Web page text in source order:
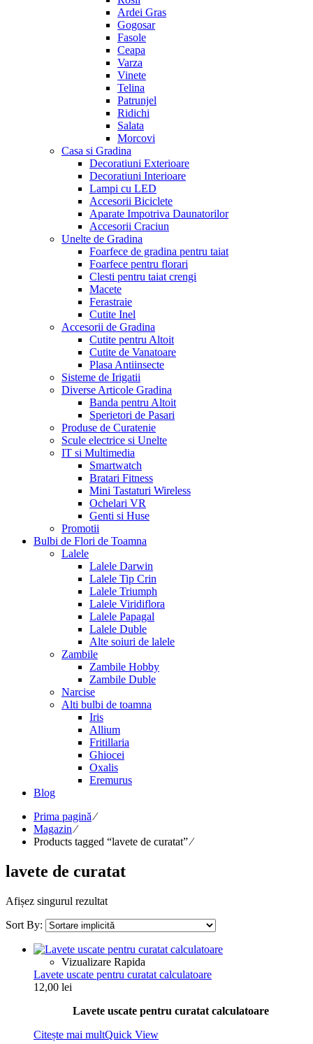
Ardei Gras
Gogosar
Fasole
Ceapa
Varza
Vinete
Telina
Patrunjel
Ridichi
Salata
Morcovi
Casa si Gradina
Decoratiuni Exterioare
Decoratiuni Interioare
Lampi cu LED
Accesorii Biciclete
Aparate Impotriva Daunatorilor
Accesorii Craciun
Unelte de Gradina
Foarfece de gradina pentru taiat
Foarfece pentru florari
Clesti pentru taiat crengi
Macete
Ferastraie
Cutite Inel
Accesorii de Gradina
Cutite pentru Altoit
Cutite de Vanatoare
Plasa Antiinsecte
Sisteme de Irigatii
Diverse Articole Gradina
Banda pentru Altoit
Sperietori de Pasari
Produse de Curatenie
Scule electrice si Unelte
IT si Multimedia
Smartwatch
Bratari Fitness
Mini Tastaturi Wireless
Ochelari VR
Genti si Huse
Promotii
Bulbi de Flori de Toamna
Lalele
Lalele Darwin
Lalele Tip Crin
Lalele Triumph
Lalele Viridiflora
Lalele Papagal
Lalele Duble
Alte soiuri de lalele
Zambile
Zambile Hobby
Zambile Duble
Narcise
Alti bulbi de toamna
Iris
Allium
Fritillaria
Ghiocei
Oxalis
Eremurus
Blog
Prima pagină⁄
Magazin ⁄
Products tagged “lavete de curatat”⁄
lavete de curatat
Afișez singurul rezultat
Sort By:
Vizualizare Rapida
Lavete uscate pentru curatat calculatoare
12,00 lei
Lavete uscate pentru curatat calculatoare
Citește mai multQuick View